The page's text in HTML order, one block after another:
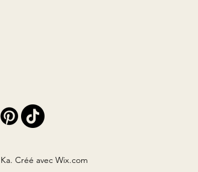
Créé avec Wix.com